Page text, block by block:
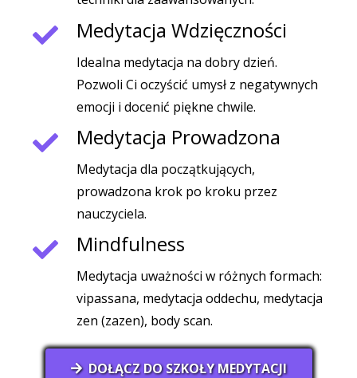
Medytacja Wdzięczności
Idealna medytacja na dobry dzień.
Pozwoli Ci oczyścić umysł z negatywnych
emocji i docenić piękne chwile.
Medytacja Prowadzona
Medytacja dla początkujących,
prowadzona krok po kroku przez
nauczyciela.
Mindfulness
Medytacja uważności w różnych formach:
vipassana, medytacja oddechu, medytacja
zen (zazen), body scan.
DOŁĄCZ DO SZKOŁY MEDYTACJI